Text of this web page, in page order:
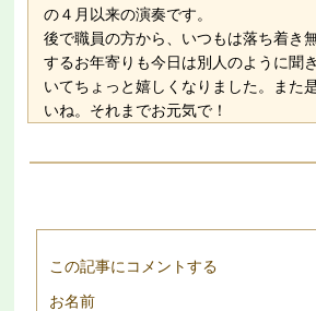
の４月以来の演奏です。
後で職員の方から、いつもは落ち着き
するお年寄りも今日は別人のように聞
いてちょっと嬉しくなりました。また
いね。それまでお元気で！
この記事にコメントする
お名前